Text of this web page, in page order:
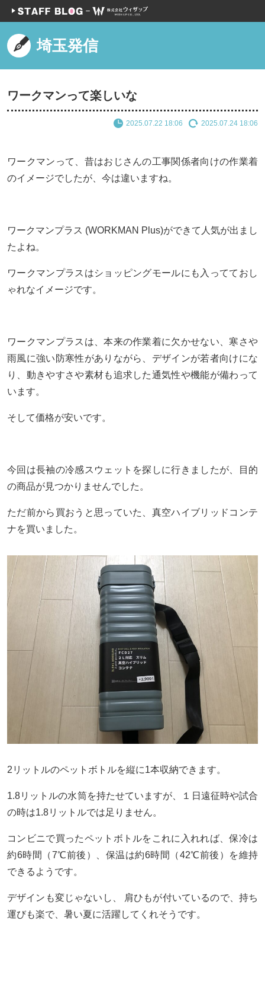
埼玉発信
ワークマンって楽しいな
2025.07.22 18:06 2025.07.24 18:06
ワークマンって、昔はおじさんの工事関係者向けの作業着
のイメージでしたが、今は違いますね。
ワークマンプラス (WORKMAN Plus)ができて人気が出まし
たよね。
ワークマンプラスはショッピングモールにも入ってておし
ゃれなイメージです。
ワークマンプラスは、本来の作業着に欠かせない、寒さや
雨風に強い防寒性がありながら、デザインが若者向けにな
り、動きやすさや素材も追求した通気性や機能が備わって
います。
そして価格が安いです。
今回は長袖の冷感スウェットを探しに行きましたが、目的
の商品が見つかりませんでした。
ただ前から買おうと思っていた、真空ハイブリッドコンテ
ナを買いました。
2リットルのペットボトルを縦に1本収納できます。
1.8リットルの水筒を持たせていますが、１日遠征時や試合
の時は1.8リットルでは足りません。
コンビニで買ったペットボトルをこれに入れれば、保冷は
約6時間（7℃前後）、保温は約6時間（42℃前後）を維持
できるようです。
デザインも変じゃないし、 肩ひもが付いているので、持ち
運びも楽で、暑い夏に活躍してくれそうです。